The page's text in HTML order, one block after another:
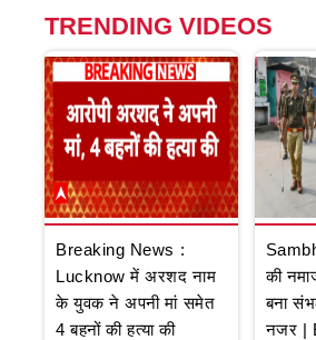
TRENDING VIDEOS
Breaking News :
Lucknow में अरशद नाम
के युवक ने अपनी मां समेत
4 बहनों की हत्या की
की
बना
नजर |